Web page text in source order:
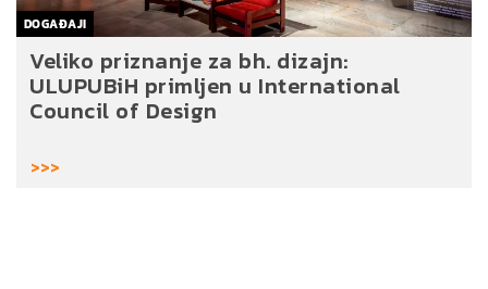
DOGAĐAJI
Veliko priznanje za bh. dizajn:
ULUPUBiH primljen u International
Council of Design
>>>